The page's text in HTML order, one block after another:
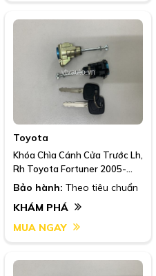
Toyota
Khóa Chìa Cánh Cửa Trước Lh,
Rh Toyota Fortuner 2005-
2016
Bảo hành: Theo tiêu chuẩn
KHÁM PHÁ
MUA NGAY